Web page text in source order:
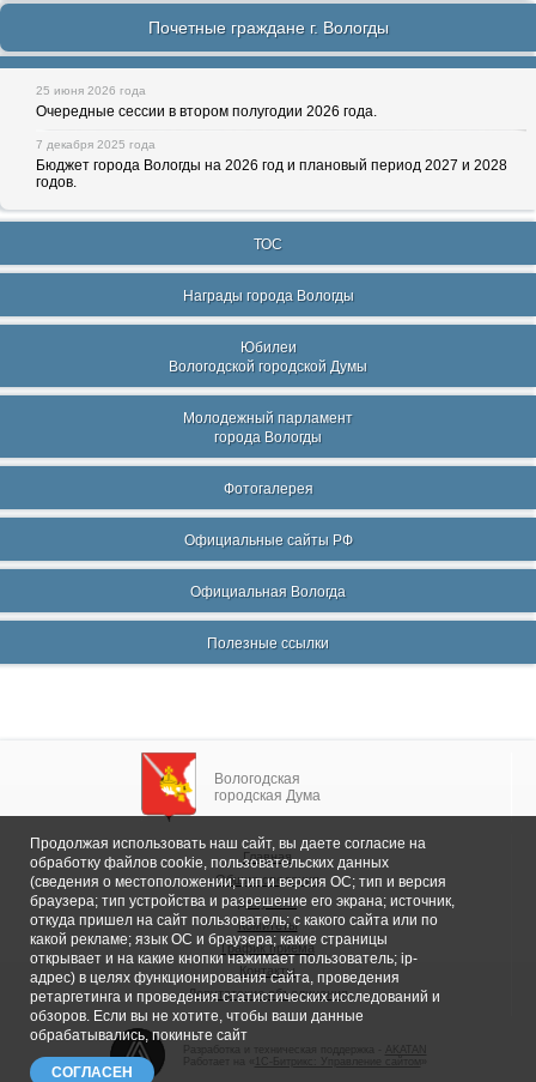
Почетные граждане г. Вологды
25 июня 2026 года
Очередные сессии в втором полугодии 2026 года.
7 декабря 2025 года
Бюджет города Вологды на 2026 год и плановый период 2027 и 2028
годов.
ТОС
Награды города Вологды
Юбилеи
Вологодской городской Думы
Молодежный парламент
города Вологды
Фотогалерея
Официальные сайты РФ
Официальная Вологда
Полезные ссылки
Вологодская
городская Дума
Главная
Общие сведения
Депутаты
Комитеты
График приема
Контакты
Депутатские объединения
1С-Битрикс: Управление сайтом
Продолжая использовать наш сайт, вы даете согласие на
обработку файлов cookie, пользовательских данных
(сведения о местоположении; тип и версия ОС; тип и версия
браузера; тип устройства и разрешение его экрана; источник,
откуда пришел на сайт пользователь; с какого сайта или по
какой рекламе; язык ОС и браузера; какие страницы
открывает и на какие кнопки нажимает пользователь; ip-
адрес) в целях функционирования сайта, проведения
ретаргетинга и проведения статистических исследований и
обзоров. Если вы не хотите, чтобы ваши данные
обрабатывались, покиньте сайт
СОГЛАСЕН